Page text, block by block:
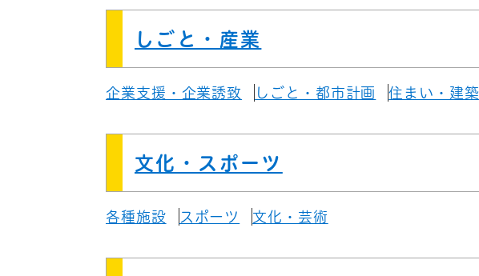
しごと・産業
企業支援・企業誘致 しごと・都市計画 住まい・建築
文化・スポーツ
各種施設 スポーツ 文化・芸術